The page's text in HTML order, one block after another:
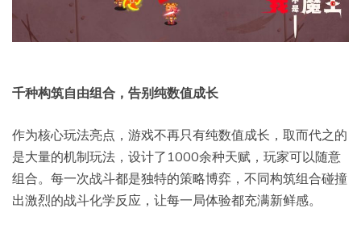
千种构筑自由组合，告别纯数值成长
作为核心玩法亮点，游戏不再只有纯数值成长，取而代之的
是大量的机制玩法，设计了1000余种天赋，玩家可以随意
组合。每一次战斗都是独特的策略博弈，不同构筑组合碰撞
出激烈的战斗化学反应，让每一局体验都充满新鲜感。